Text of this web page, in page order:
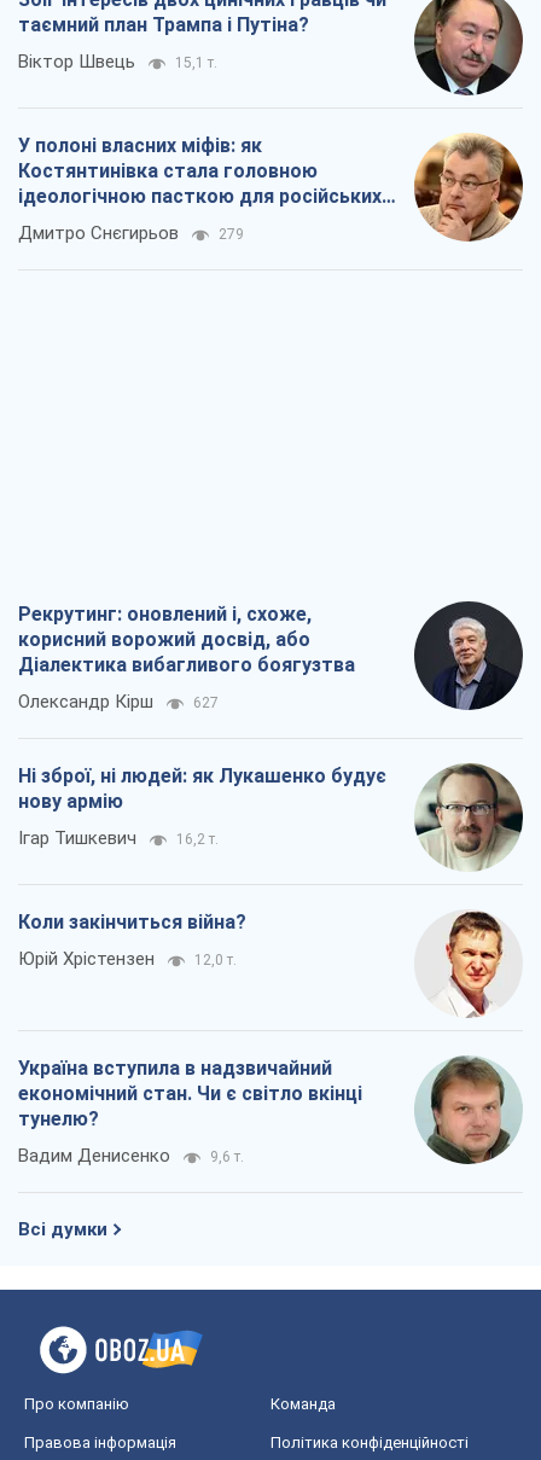
таємний план Трампа і Путіна?
Віктор Швець 15,1 т.
У полоні власних міфів: як
Костянтинівка стала головною
ідеологічною пасткою для російських
окупантів
Дмитро Снєгирьов 279
Рекрутинг: оновлений і, схоже,
корисний ворожий досвід, або
Діалектика вибагливого боягузтва
Олександр Кірш 627
Ні зброї, ні людей: як Лукашенко будує
нову армію
Ігар Тишкевич 16,2 т.
Коли закінчиться війна?
Юрій Хрістензен 12,0 т.
Україна вступила в надзвичайний
економічний стан. Чи є світло вкінці
тунелю?
Вадим Денисенко 9,6 т.
Всі думки
Про компанію Команда
Правова інформація Політика конфіденційності